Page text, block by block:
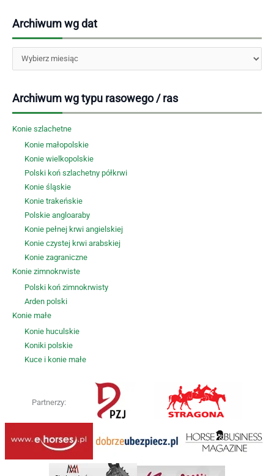
Archiwum wg dat
Archiwa
Archiwum wg typu rasowego / ras
Konie szlachetne
Konie małopolskie
Konie wielkopolskie
Polski koń szlachetny półkrwi
Konie śląskie
Konie trakeńskie
Polskie angloaraby
Konie pełnej krwi angielskiej
Konie czystej krwi arabskiej
Konie zagraniczne
Konie zimnokrwiste
Polski koń zimnokrwisty
Arden polski
Konie małe
Konie huculskie
Koniki polskie
Kuce i konie małe
Partnerzy: